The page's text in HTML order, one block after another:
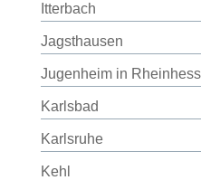
Itterbach
Jagsthausen
Jugenheim in
Karlsbad
Karlsruhe
Kehl